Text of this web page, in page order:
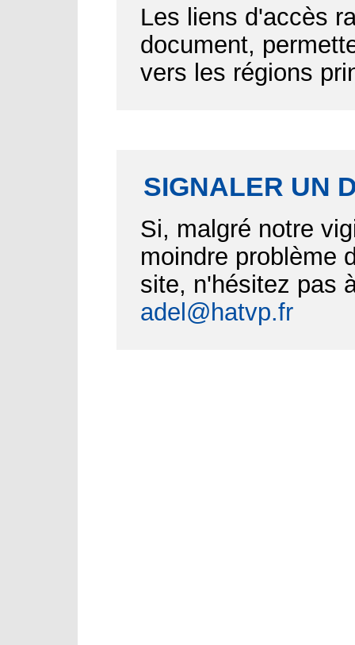
Les liens d'accès
document,
vers les régions
SIGNALER UN
Si, malgré notre
moindre problème
site, n'hésitez pas
adel@hatvp.fr